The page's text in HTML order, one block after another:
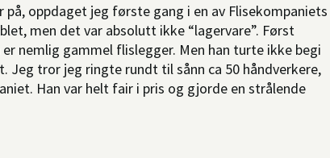
oppdaget jeg første gang i en av Flisekompaniets
men det var absolutt ikke “lagervare”. Først
nemlig gammel flislegger. Men han turte ikke begi
Jeg tror jeg ringte rundt til sånn ca 50 håndverkere,
Han var helt fair i pris og gjorde en strålende